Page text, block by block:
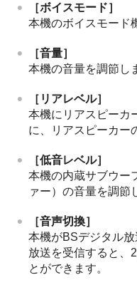
［ボイスモード］
本機のボイスモード
［音量］
本機の音量を調節し
［ リアレベル］
本機にリアスピーカ
に、リアスピーカー
［低音レベル］
本機の内蔵サブウー
ァー）の音量を調節
［音声切換］
本機がBSデジタル
放送を受信すると、
とができます。